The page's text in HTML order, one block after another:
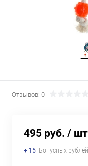
Отзывов: 0
495 руб. / шт
+ 15 Бонусных рублей